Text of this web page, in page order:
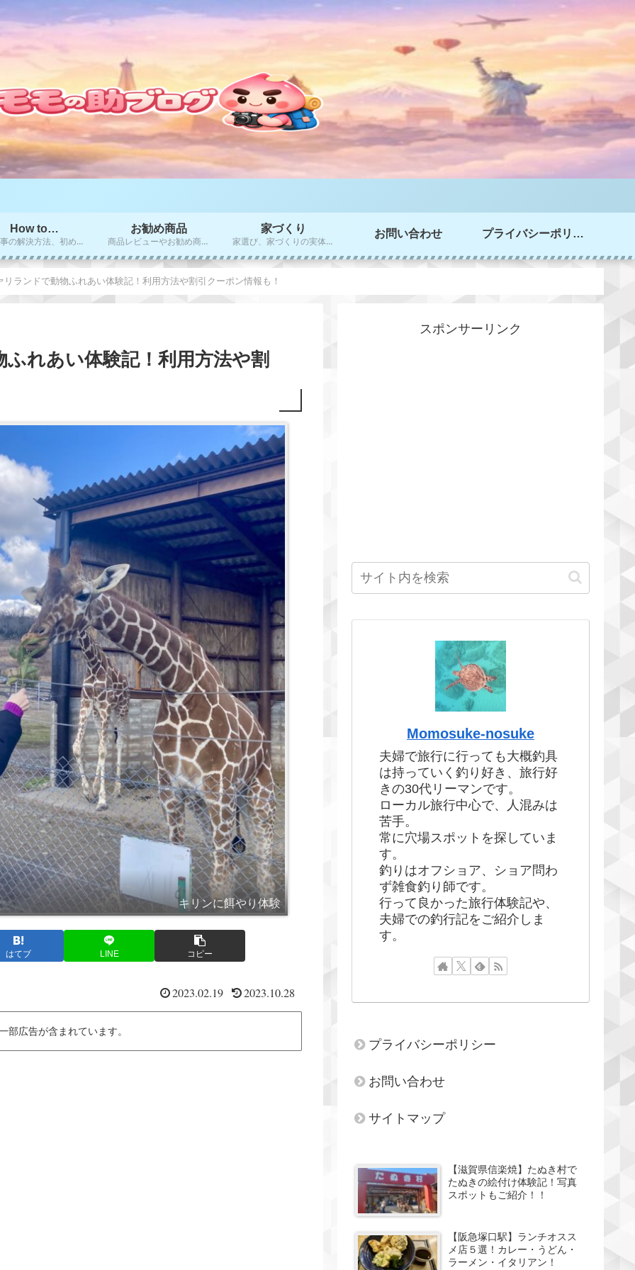
How to…
困り事の解決方法、初めての方にお勧めのやり方、秘訣をご紹介！！
お勧め商品
商品レビューやお勧め商品のご紹介
家づくり
家選び、家づくりの実体験情報を掲載
お問い合わせ プライバシーポリシー
リランドで動物ふれあい体験記！利用方法や割引クーポン情報も！
れあい体験記！利用方法や割
キリンに餌やり体験
はてブ LINE コピー
2023.02.19 2023.10.28
部広告が含まれています。
スポンサーリンク
Momosuke-nosuke
夫婦で旅行に行っても大概釣具
は持っていく釣り好き、旅行好
きの30代リーマンです。
ローカル旅行中心で、人混みは
苦手。
常に穴場スポットを探していま
す。
釣りはオフショア、ショア問わ
ず雑食釣り師です。
行って良かった旅行体験記や、
夫婦での釣行記をご紹介しま
す。
プライバシーポリシー
お問い合わせ
サイトマップ
【滋賀県信楽焼】たぬき村で
たぬきの絵付け体験記！写真
スポットもご紹介！！
【阪急塚口駅】ランチオスス
メ店５選！カレー・うどん・
ラーメン・イタリアン！